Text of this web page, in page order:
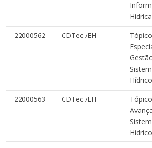
22000562 CDTec /EH
22000563 CDTec /EH